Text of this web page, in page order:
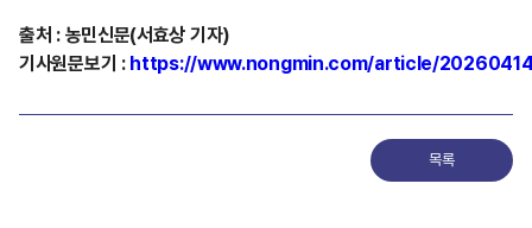
출처 : 농민신문(서효상 기자)
기사원문보기 : https://www.nongmin.com/article/
목록